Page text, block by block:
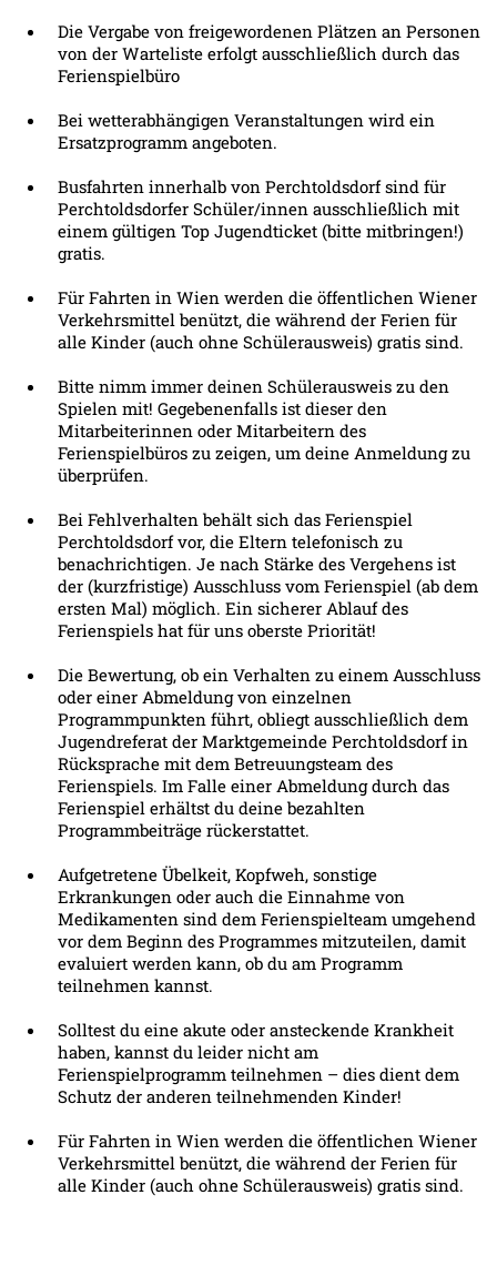
Die Vergabe von freigewordenen Plätzen an Personen
von der Warteliste erfolgt ausschließlich durch das
Ferienspielbüro
Bei wetterabhängigen Veranstaltungen wird ein
Ersatzprogramm angeboten.
Busfahrten innerhalb von Perchtoldsdorf sind für
Perchtoldsdorfer Schüler/innen ausschließlich mit
einem gültigen Top Jugendticket (bitte mitbringen!)
gratis.
Für Fahrten in Wien werden die öffentlichen Wiener
Verkehrsmittel benützt, die während der Ferien für
alle Kinder (auch ohne Schülerausweis) gratis sind.
Bitte nimm immer deinen Schülerausweis zu den
Spielen mit! Gegebenenfalls ist dieser den
Mitarbeiterinnen oder Mitarbeitern des
Ferienspielbüros zu zeigen, um deine Anmeldung zu
überprüfen.
Bei Fehlverhalten behält sich das Ferienspiel
Perchtoldsdorf vor, die Eltern telefonisch zu
benachrichtigen. Je nach Stärke des Vergehens ist
der (kurzfristige) Ausschluss vom Ferienspiel (ab dem
ersten Mal) möglich. Ein sicherer Ablauf des
Ferienspiels hat für uns oberste Priorität!
Die Bewertung, ob ein Verhalten zu einem Ausschluss
oder einer Abmeldung von einzelnen
Programmpunkten führt, obliegt ausschließlich dem
Jugendreferat der Marktgemeinde Perchtoldsdorf in
Rücksprache mit dem Betreuungsteam des
Ferienspiels. Im Falle einer Abmeldung durch das
Ferienspiel erhältst du deine bezahlten
Programmbeiträge rückerstattet.
Aufgetretene Übelkeit, Kopfweh, sonstige
Erkrankungen oder auch die Einnahme von
Medikamenten sind dem Ferienspielteam umgehend
vor dem Beginn des Programmes mitzuteilen, damit
evaluiert werden kann, ob du am Programm
teilnehmen kannst.
Solltest du eine akute oder ansteckende Krankheit
haben, kannst du leider nicht am
Ferienspielprogramm teilnehmen – dies dient dem
Schutz der anderen teilnehmenden Kinder!
Für Fahrten in Wien werden die öffentlichen Wiener
Verkehrsmittel benützt, die während der Ferien für
alle Kinder (auch ohne Schülerausweis) gratis sind.